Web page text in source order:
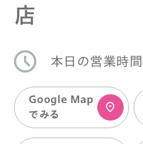
店
本日の営業時間
Google Map
でみる